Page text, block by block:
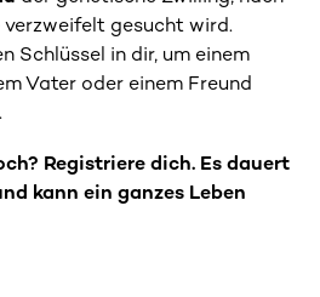
gesucht wird.
Schlüssel in dir, um einem
Vater oder einem Freund
Registriere dich. Es dauert
kann ein ganzes Leben